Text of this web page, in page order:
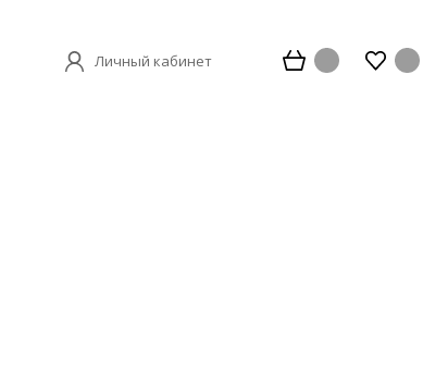
Личный кабинет